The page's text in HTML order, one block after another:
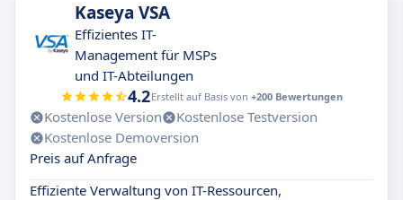
Kaseya VSA
Effizientes IT-
Management für MSPs
und IT-Abteilungen
4.2Erstellt auf Basis von +200 Bewertungen
Kostenlose Version
Kostenlose Testversion
Kostenlose Demoversion
Preis auf Anfrage
Effiziente Verwaltung von IT-Ressourcen,